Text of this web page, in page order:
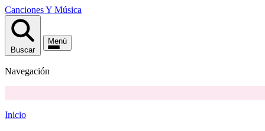
CancionesY Música
Buscar
Menú
Navegación
Inicio